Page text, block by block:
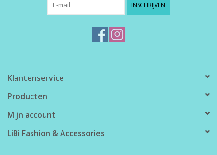
Herensokken
INSCHRIJVEN
Klantenservice
Producten
Mijn account
LiBi Fashion & Accessories